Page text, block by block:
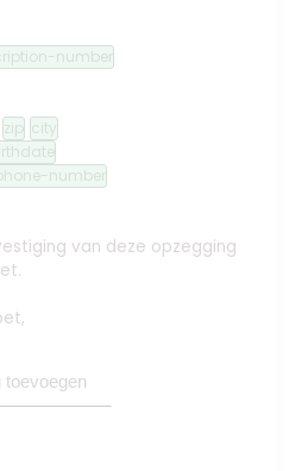
number
zip city
number
van deze opzegging
toevoegen